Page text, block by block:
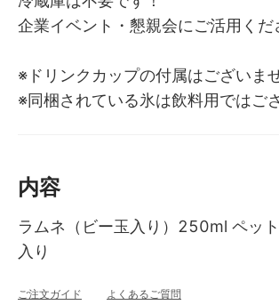
企業イベント・懇親会にご活用くだ
※ドリンクカップの付属はございませ
※同梱されている氷は飲料用ではご
内容
ラムネ（ビー玉入り）250ml ペッ
入り
ご注文ガイド よくあるご質問